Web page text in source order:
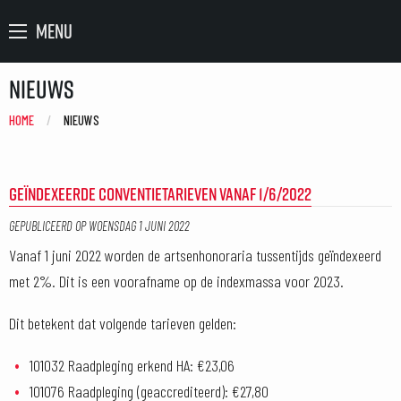
MENU
Nieuws
HOME CURRENT:
NIEUWS
GEÏNDEXEERDE CONVENTIETARIEVEN VANAF 1/6/2022
GEPUBLICEERD OPWOENSDAG 1 JUNI 2022
Vanaf 1 juni 2022 worden de artsenhonoraria tussentijds geïndexeerd
met 2%. Dit is een voorafname op de indexmassa voor 2023.
Dit betekent dat volgende tarieven gelden:
101032 Raadpleging erkend HA: €23,06
101076 Raadpleging (geaccrediteerd): €27,80